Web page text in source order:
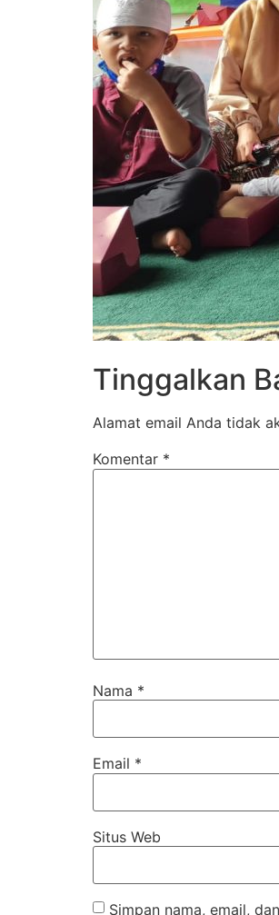
Tinggalkan
Alamat email Anda tidak
Komentar *
Nama *
Email *
Situs Web
Simpan nama, email,